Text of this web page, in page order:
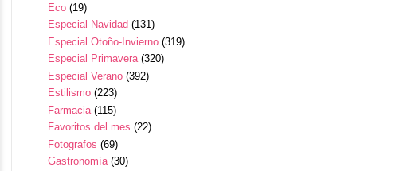
Eco (19)
Especial Navidad (131)
Especial Otoño-Invierno (319)
Especial Primavera (320)
Especial Verano (392)
Estilismo (223)
Farmacia (115)
Favoritos del mes (22)
Fotografos (69)
Gastronomía (30)